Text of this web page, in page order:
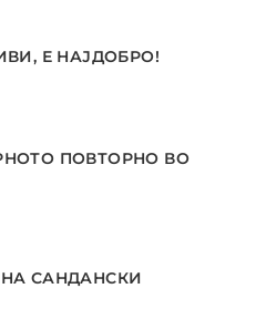
Е НАЈДОБРО!
ПОВТОРНО ВО
САНДАНСКИ